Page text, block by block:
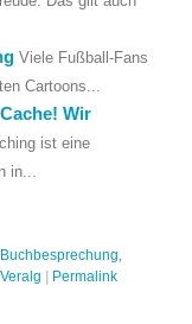
Viele Fußball-Fans
Cartoons...
Wir
ist eine
in...
Buchbesprechung,
Permalink